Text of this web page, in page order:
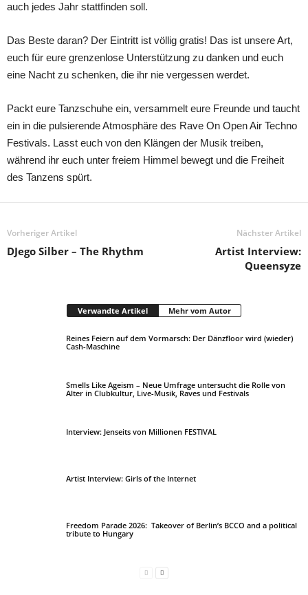
auch jedes Jahr stattfinden soll.
Das Beste daran? Der Eintritt ist völlig gratis! Das ist unsere Art,
euch für eure grenzenlose Unterstützung zu danken und euch
eine Nacht zu schenken, die ihr nie vergessen werdet.
Packt eure Tanzschuhe ein, versammelt eure Freunde und taucht
ein in die pulsierende Atmosphäre des Rave On Open Air Techno
Festivals. Lasst euch von den Klängen der Musik treiben,
während ihr euch unter freiem Himmel bewegt und die Freiheit
des Tanzens spürt.
Vorheriger Artikel
DJego Silber – The Rhythm
Nächster Artikel
Artist Interview:
Queensyze
Verwandte Artikel Mehr vom Autor
Reines Feiern auf dem Vormarsch: Der Dänzfloor wird (wieder)
Cash-Maschine
Smells Like Ageism – Neue Umfrage untersucht die Rolle von
Alter in Clubkultur, Live-Musik, Raves und Festivals
Interview: Jenseits von Millionen FESTIVAL
Artist Interview: Girls of the Internet
Freedom Parade 2026: Takeover of Berlin’s BCCO and a political
tribute to Hungary